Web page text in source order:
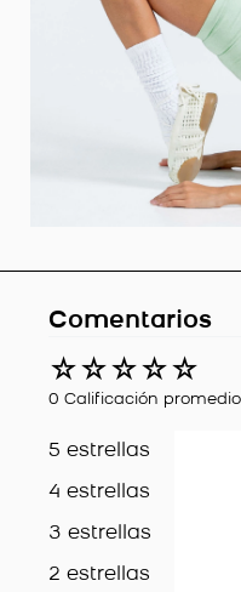
Comentarios
☆☆☆☆☆
0 Calificación promedio
5 estrellas
4 estrellas
3 estrellas
2 estrellas